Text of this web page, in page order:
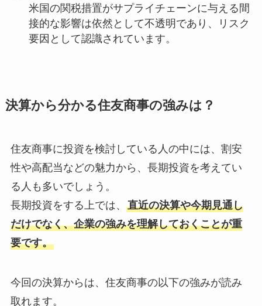
米国の関税措置がサプライチェーンに与える間
接的な影響は依然として不透明であり、リスク
要因として認識されています。
決算から分かる住友商事の強みは？
住友商事に投資を検討している人の中には、割安
性や高配当などの魅力から、長期投資を考えてい
る人も多いでしょう。
長期投資をする上では、 直近の決算や今期見通し
だけでなく、企業の強みを理解しておくことが重
要です。
今回の決算からは、住友商事の以下の強みが読み
取れます。